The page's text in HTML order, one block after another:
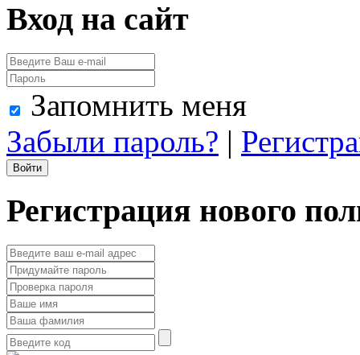
Вход на сайт
Запомнить меня
Забыли пароль? |
Регистрация нового